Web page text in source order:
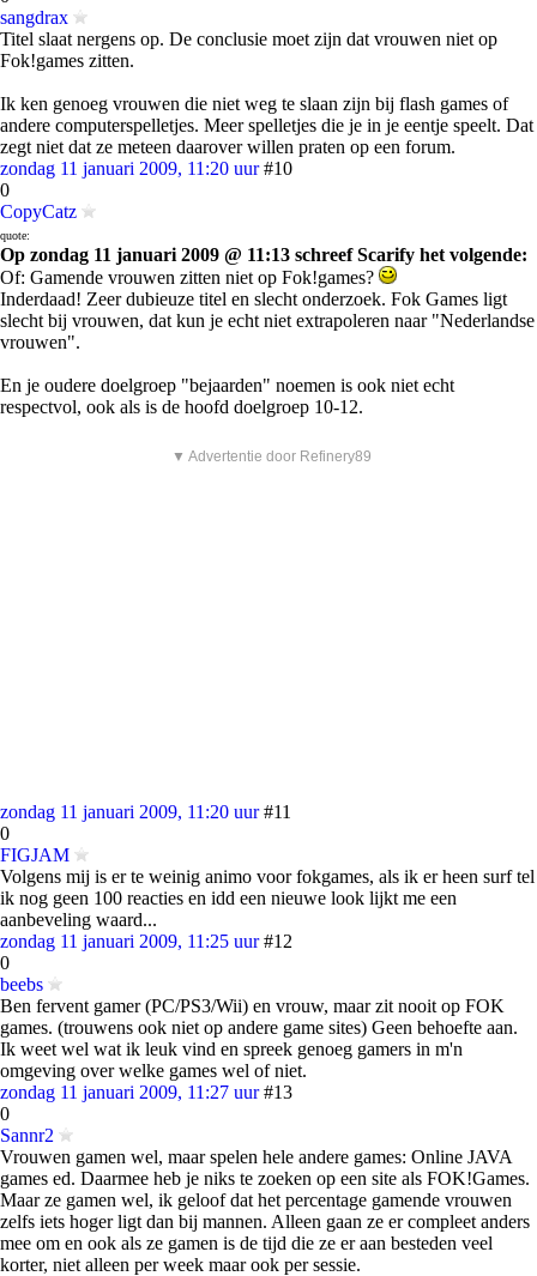
sangdrax
Titel slaat nergens op. De conclusie moet zijn dat vrouwen niet op
Fok!games zitten.
Ik ken genoeg vrouwen die niet weg te slaan zijn bij flash games of
andere computerspelletjes. Meer spelletjes die je in je eentje speelt. Dat
zegt niet dat ze meteen daarover willen praten op een forum.
zondag 11 januari 2009, 11:20 uur #10
0
CopyCatz
quote:
Op zondag 11 januari 2009 @ 11:13 schreef Scarify het volgende:
Of: Gamende vrouwen zitten niet op Fok!games?
Inderdaad! Zeer dubieuze titel en slecht onderzoek. Fok Games ligt
slecht bij vrouwen, dat kun je echt niet extrapoleren naar "Nederlandse
vrouwen".
En je oudere doelgroep "bejaarden" noemen is ook niet echt
respectvol, ook als is de hoofd doelgroep 10-12.
▼ Advertentie door Refinery89
zondag 11 januari 2009, 11:20 uur #11
0
FIGJAM
Volgens mij is er te weinig animo voor fokgames, als ik er heen surf tel
ik nog geen 100 reacties en idd een nieuwe look lijkt me een
aanbeveling waard...
zondag 11 januari 2009, 11:25 uur #12
0
beebs
Ben fervent gamer (PC/PS3/Wii) en vrouw, maar zit nooit op FOK
games. (trouwens ook niet op andere game sites) Geen behoefte aan.
Ik weet wel wat ik leuk vind en spreek genoeg gamers in m'n
omgeving over welke games wel of niet.
zondag 11 januari 2009, 11:27 uur #13
0
Sannr2
Vrouwen gamen wel, maar spelen hele andere games: Online JAVA
games ed. Daarmee heb je niks te zoeken op een site als FOK!Games.
Maar ze gamen wel, ik geloof dat het percentage gamende vrouwen
zelfs iets hoger ligt dan bij mannen. Alleen gaan ze er compleet anders
mee om en ook als ze gamen is de tijd die ze er aan besteden veel
korter, niet alleen per week maar ook per sessie.